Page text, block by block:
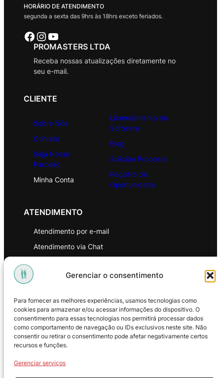
Gerenciar o consentimento
Para fornecer as melhores experiências, usamos tecnologias como
cookies para armazenar e/ou acessar informações do dispositivo. O
consentimento para essas tecnologias nos permitirá processar dados
como comportamento de navegação ou IDs exclusivos neste site. Não
consentir ou retirar o consentimento pode afetar negativamente certos
recursos e funções.
Gerenciar serviços
HORÁRIO DE ATENDIMENTO
segunda a sexta das 9hrs às 18hrs exceto feriados.
Facebook Instagram Youtube
PROMASTERS LTDA
Receba nossas atualizações diretamente no
seu e-mail.
CLIENTE
Sobre Nós
Contato
Seja Nosso
Parceiro
Minha Conta
Licenciamento de
Software
Blog
Solicitar Proposta
Registro de
Oportunidade
ATENDIMENTO
Atendimento por e-mail
Atendimento via Chat
Política de Privacidade
Política de Troca e Devoluções
Política de Reembolso